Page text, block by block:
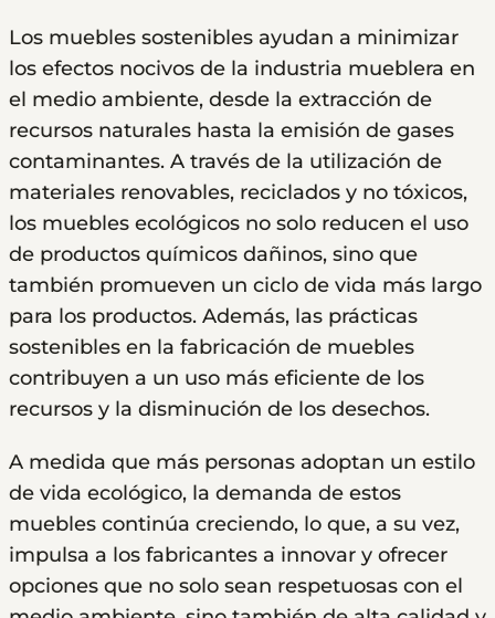
Los muebles sostenibles ayudan a minimizar
los efectos nocivos de la industria mueblera en
el medio ambiente, desde la extracción de
recursos naturales hasta la emisión de gases
contaminantes. A través de la utilización de
materiales renovables, reciclados y no tóxicos,
los muebles ecológicos no solo reducen el uso
de productos químicos dañinos, sino que
también promueven un ciclo de vida más largo
para los productos. Además, las prácticas
sostenibles en la fabricación de muebles
contribuyen a un uso más eficiente de los
recursos y la disminución de los desechos.
A medida que más personas adoptan un estilo
de vida ecológico, la demanda de estos
muebles continúa creciendo, lo que, a su vez,
impulsa a los fabricantes a innovar y ofrecer
opciones que no solo sean respetuosas con el